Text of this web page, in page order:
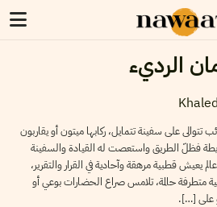
الرديء
على سفينة تتمايل، ركابها ميتون أو يقاربون
فظلّ الطريق واستعصت له القيادة والسفينة
قطبية مرهقة وآحادية في القرار والتقرير،
متطرفة حالمة، تلامس صراع الحضارات بوعي أو
على […].